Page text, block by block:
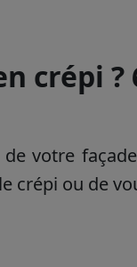
crépi ?
votre
ou de